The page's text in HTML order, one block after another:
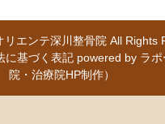
リエンテ深川整骨院 All
に基づく表記 powered by ラ
院・治療院HP制作）